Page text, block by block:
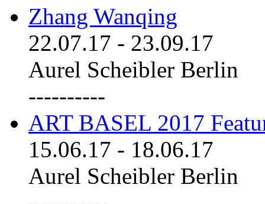
Zhang Wanqing
22.07.17 - 23.09.17
Aurel Scheibler Berlin
----------
ART BASEL 2017
15.06.17 - 18.06.17
Aurel Scheibler Berlin